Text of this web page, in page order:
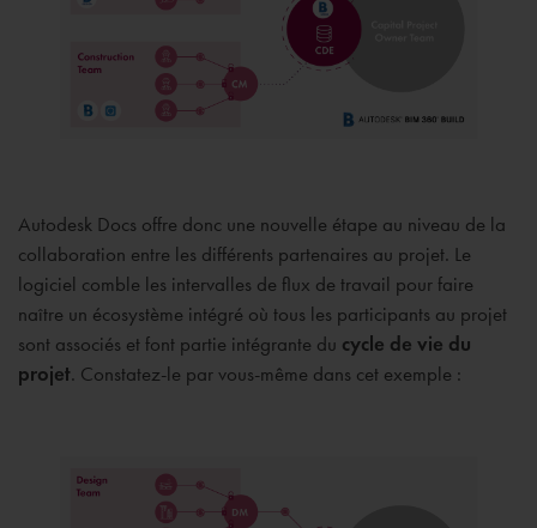
Autodesk Docs offre donc une nouvelle étape au niveau de la
collaboration entre les différents partenaires au projet. Le
logiciel comble les intervalles de flux de travail pour faire
naître un écosystème intégré où tous les participants au projet
sont associés et font partie intégrante du cycle de vie du
projet. Constatez-le par vous-même dans cet exemple :